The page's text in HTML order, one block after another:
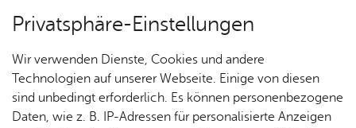
Ar­chiv
Privatsphäre-Einstellungen
Wir verwenden Dienste, Cookies und andere
Technologien auf unserer Webseite. Einige von diesen
sind unbedingt erforderlich. Es können personenbezogene
Daten, wie z. B. IP-Adressen für personalisierte Anzeigen